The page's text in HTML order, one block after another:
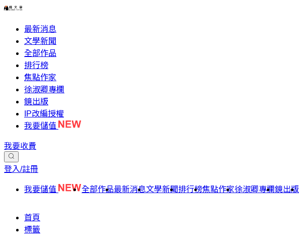
最新消息
文學新聞
全部作品
排行榜
焦點作家
徐淑卿專欄
鏡出版
IP改編授權
我要儲值
我要收費
登入/註冊
我要儲值 全部作品最新消息文學新聞排行榜焦點作家徐淑卿專欄鏡出版
首頁
標籤